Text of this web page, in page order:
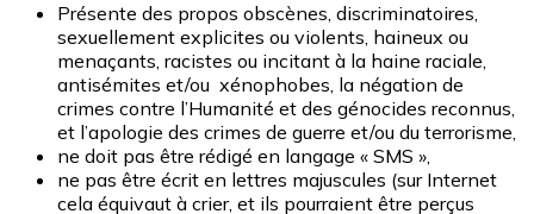
Présente des propos obscènes, discriminatoires,
sexuellement explicites ou violents, haineux ou
menaçants, racistes ou incitant à la haine raciale,
antisémites et/ou xénophobes, la négation de
crimes contre l’Humanité et des génocides reconnus,
et l’apologie des crimes de guerre et/ou du terrorisme,
ne doit pas être rédigé en langage « SMS »,
ne pas être écrit en lettres majuscules (sur Internet
cela équivaut à crier, et ils pourraient être perçus